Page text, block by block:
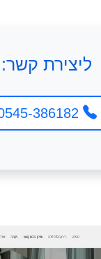
ליצירת קשר: